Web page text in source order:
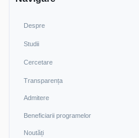
Despre
Studii
Cercetare
Transparența
Admitere
Beneficiarii programelor
Noutăți